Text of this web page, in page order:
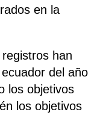
en la
han
del año
los objetivos
los objetivos